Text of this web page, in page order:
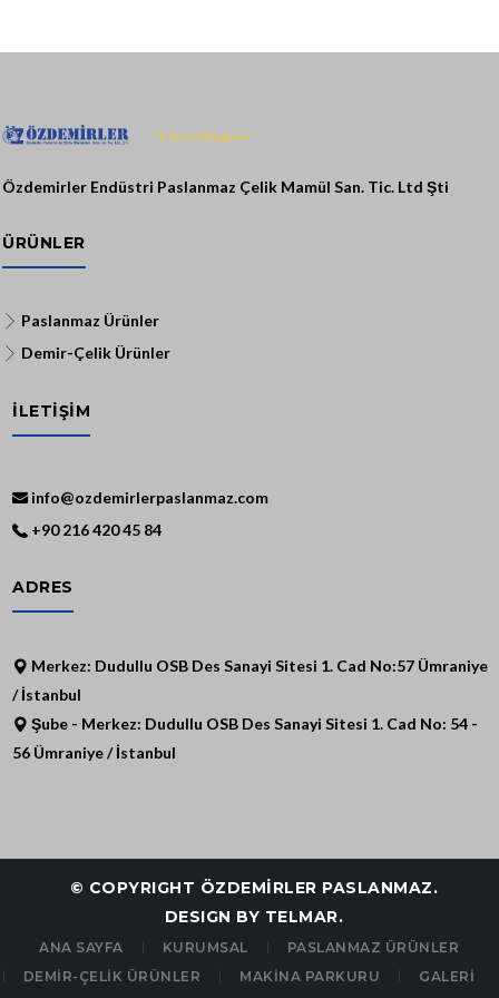
Özdemirler Endüstri Paslanmaz Çelik Mamül San. Tic. Ltd Şti
ÜRÜNLER
Paslanmaz Ürünler
Demir-Çelik Ürünler
İLETİŞİM
info@ozdemirlerpaslanmaz.com
+90 216 420 45 84
ADRES
Merkez: Dudullu OSB Des Sanayi Sitesi 1. Cad No:57 Ümraniye
/ İstanbul
Şube - Merkez: Dudullu OSB Des Sanayi Sitesi 1. Cad No: 54 -
56 Ümraniye / İstanbul
© COPYRIGHT ÖZDEMİRLER PASLANMAZ.
DESIGN BY TELMAR.
ANA SAYFA KURUMSAL
PASLANMAZ ÜRÜNLER
DEMİR-ÇELİK ÜRÜNLER
MAKİNA PARKURU
GALERİ